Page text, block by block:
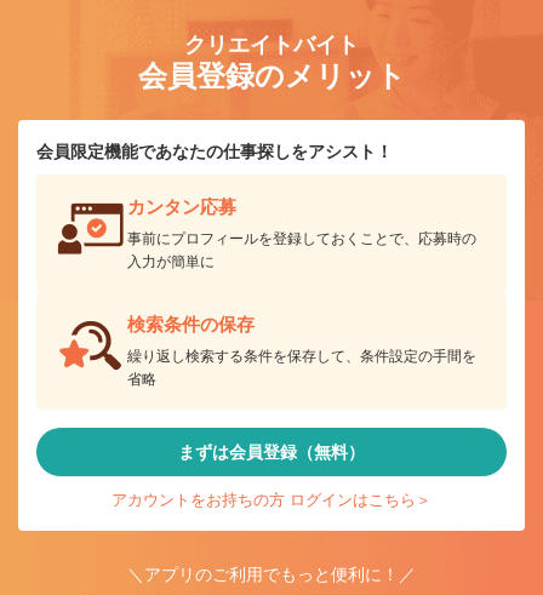
クリエイトバイト
会員登録のメリット
会員限定機能であなたの仕事探しをアシスト！
カンタン応募
事前にプロフィールを登録しておくことで、応募時の
入力が簡単に
検索条件の保存
繰り返し検索する条件を保存して、条件設定の手間を
省略
まずは会員登録（無料）
アカウントをお持ちの方 ログインはこちら＞
＼アプリのご利用でもっと便利に！／